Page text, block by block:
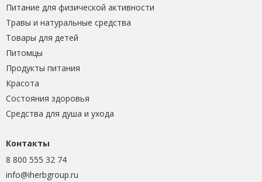
Питание для физической активности
Травы и натуральные средства
Товары для детей
Питомцы
Продукты питания
Красота
Состояния здоровья
Средства для душа и ухода
Контакты
8 800 555 32 74
info@iherbgroup.ru